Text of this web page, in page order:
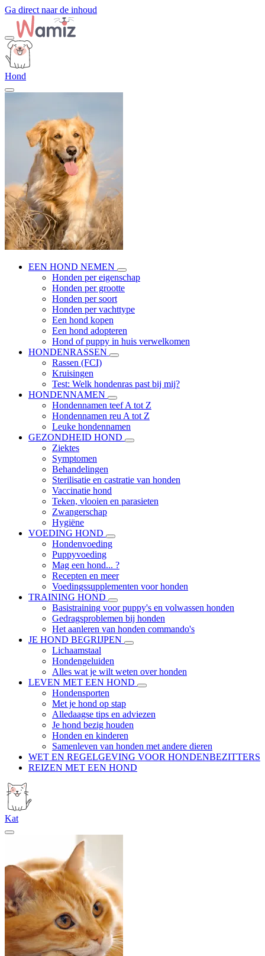
Ga direct naar de inhoud
Hond
EEN HOND NEMEN
Honden per eigenschap
Honden per grootte
Honden per soort
Honden per vachttype
Een hond kopen
Een hond adopteren
Hond of puppy in huis verwelkomen
HONDENRASSEN
Rassen (FCI)
Kruisingen
Test: Welk hondenras past bij mij?
HONDENNAMEN
Hondennamen teef A tot Z
Hondennamen reu A tot Z
Leuke hondennamen
GEZONDHEID HOND
Ziektes
Symptomen
Behandelingen
Sterilisatie en castratie van honden
Vaccinatie hond
Teken, vlooien en parasieten
Zwangerschap
Hygiëne
VOEDING HOND
Hondenvoeding
Puppyvoeding
Mag een hond... ?
Recepten en meer
Voedingssupplementen voor honden
TRAINING HOND
Basistraining voor puppy's en volwassen honden
Gedragsproblemen bij honden
Het aanleren van honden commando's
JE HOND BEGRIJPEN
Lichaamstaal
Hondengeluiden
Alles wat je wilt weten over honden
LEVEN MET EEN HOND
Hondensporten
Met je hond op stap
Alledaagse tips en adviezen
Je hond bezig houden
Honden en kinderen
Samenleven van honden met andere dieren
WET EN REGELGEVING VOOR HONDENBEZITTERS
REIZEN MET EEN HOND
Kat